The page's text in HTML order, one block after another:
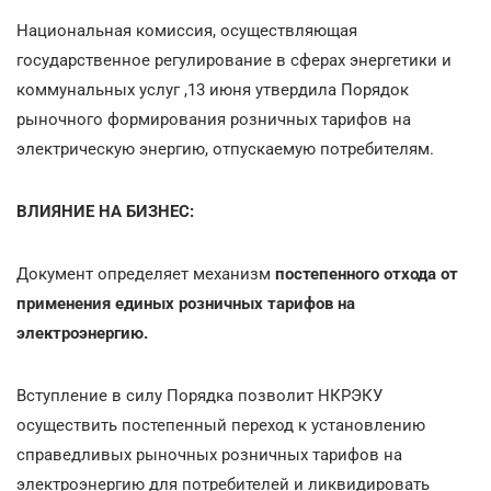
Национальная комиссия, осуществляющая
государственное регулирование в сферах энергетики и
коммунальных услуг ,13 июня утвердила Порядок
рыночного формирования розничных тарифов на
электрическую энергию, отпускаемую потребителям.
ВЛИЯНИЕ НА БИЗНЕС:
Документ определяет механизм постепенного отхода от
применения единых розничных тарифов на
электроэнергию.
Вступление в силу Порядка позволит НКРЭКУ
осуществить постепенный переход к установлению
справедливых рыночных розничных тарифов на
электроэнергию для потребителей и ликвидировать